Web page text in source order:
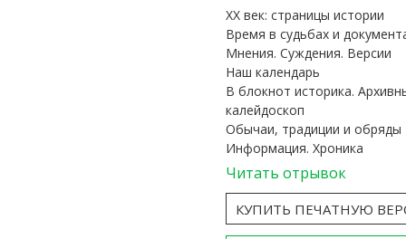
ХХ век: страницы истории
Время в судьбах и
Мнения. Суждения. Версии
Наш календарь
В блокнот историка.
калейдоскоп
Обычаи, традиции и обряды
Информация. Хроника
Читать отрывок
КУПИТЬ ПЕЧАТНУЮ